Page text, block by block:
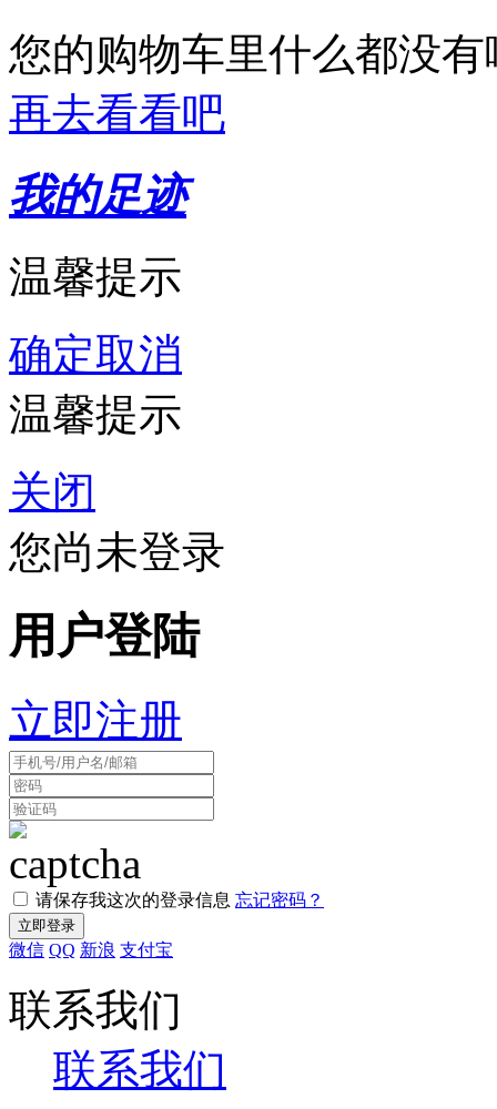
您的购物车里什么都没有
再去看看吧
我的足迹
温馨提示
确定取消
温馨提示
关闭
您尚未登录
用户登陆
立即注册
请保存我这次的登录信息 忘记密码？
微信 QQ 新浪 支付宝
联系我们
联系我们